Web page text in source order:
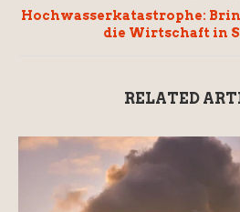
Hochwasserkatastrophe:
die Wirtschaft in
RELATED